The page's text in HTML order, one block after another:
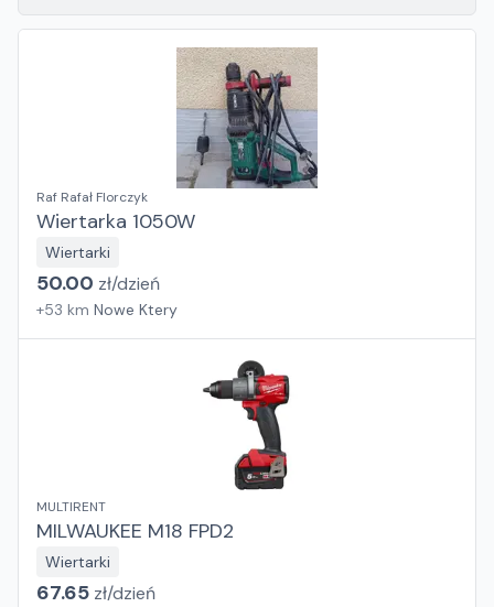
Raf Rafał Florczyk
Wiertarka 1050W
Wiertarki
50.00 zł/dzień
+53 km Nowe Ktery
MULTIRENT
MILWAUKEE M18 FPD2
Wiertarki
67.65 zł/dzień